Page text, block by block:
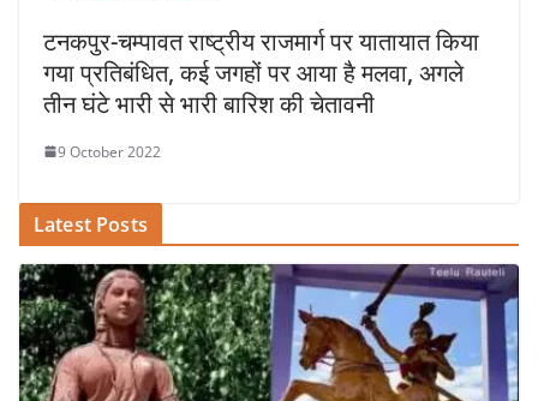
टनकपुर-चम्पावत राष्ट्रीय राजमार्ग पर यातायात किया
गया प्रतिबंधित, कई जगहों पर आया है मलवा, अगले
तीन घंटे भारी से भारी बारिश की चेतावनी
9 October 2022
Latest Posts